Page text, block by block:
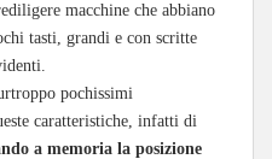
macchine che abbiano
tasti, grandi e con scritte
pochissimi
caratteristiche, infatti di
a memoria la posizione